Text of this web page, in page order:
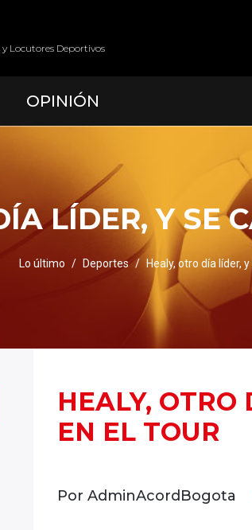
Locutores Deportivos
OPINIÓN
LÍDER, Y SE
Lo último Deportes Healy, otro día líder,
HEALY, OTRO
EN EL TOUR
Por AdminAcordBogota